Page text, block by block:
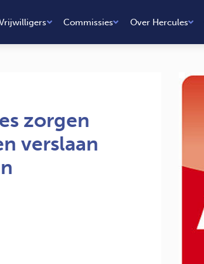
Commissies Over Hercules
zorgen
verslaan